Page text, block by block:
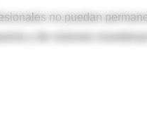
no puedan
y de visiones novedosas